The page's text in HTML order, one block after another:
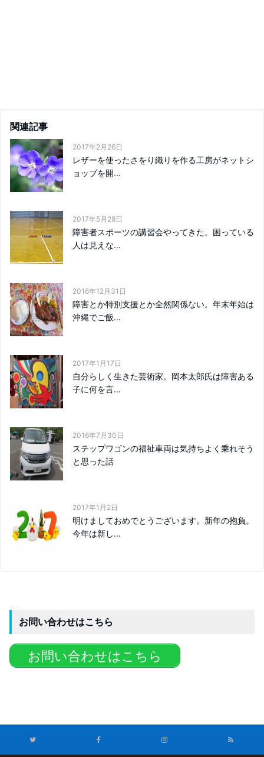
関連記事
2017年2月26日
レザーを使ったさをり織りを作る工房がネットシ
ョップを開...
2017年5月28日
障害者スポーツの講習会やってきた。困っている
人は見えな...
2016年12月31日
障害とか特別支援とか全然関係ない。年末年始は
沖縄でご飯...
2017年1月17日
自分らしく生きた芸術家。岡本太郎氏は障害ある
子に何を言...
2016年7月30日
ステップワゴンの福祉車両は気持ちよく乗れそう
と思った話
2017年1月2日
明けましておめでとうございます。新年の抱負。
今年は新し...
お問い合わせはこちら
お問い合わせはこちら